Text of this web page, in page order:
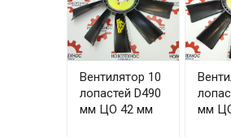
Вентилятор 10
лопастей D490
мм ЦО 42 мм
мм